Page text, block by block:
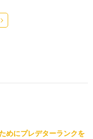
めにプレデターランクを